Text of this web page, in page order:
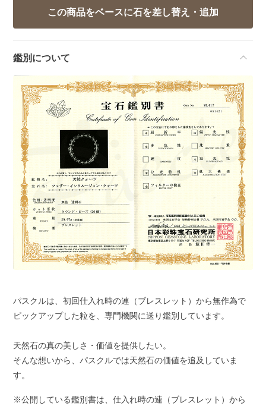
鑑別について
パスクルは、初回仕入れ時の連（ブレスレット）から無作為で
ピックアップした粒を、専門機関に送り鑑別しています。
天然石の真の美しさ・価値を提供したい。
そんな想いから、パスクルでは天然石の価値を追及していま
す。
※公開している鑑別書は、仕入れ時の連（ブレスレット）から